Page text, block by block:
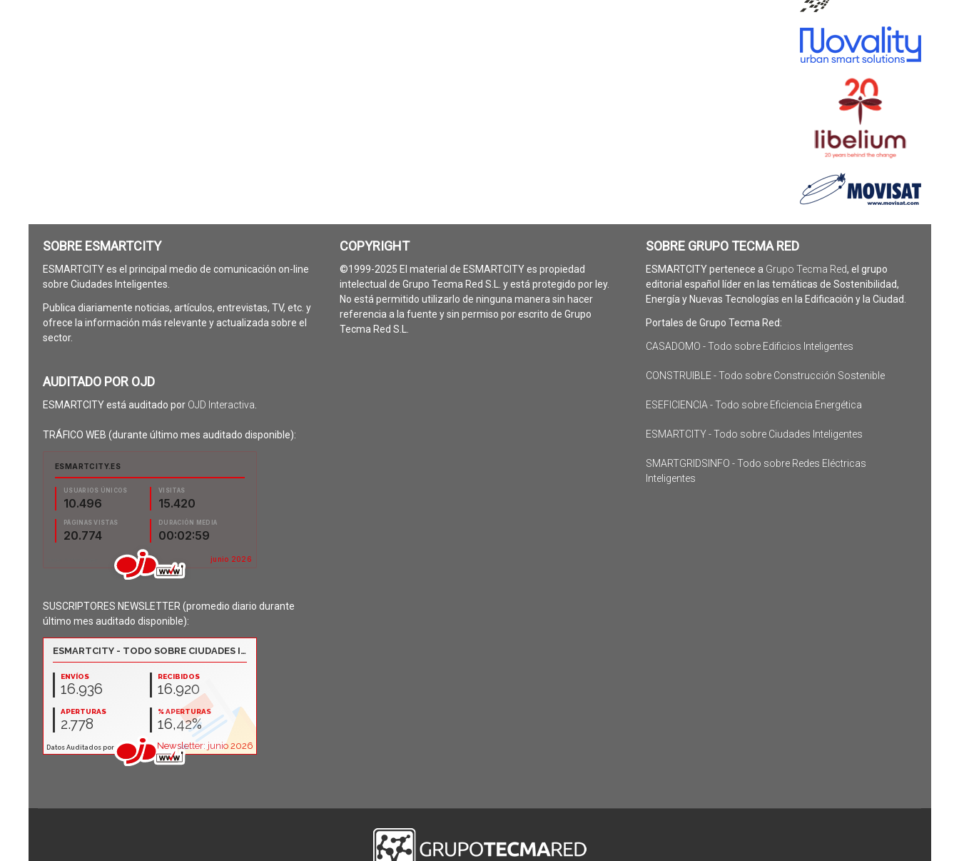
SOBRE ESMARTCITY
ESMARTCITY es el principal medio de comunicación on-line
sobre Ciudades Inteligentes.
Publica diariamente noticias, artículos, entrevistas, TV, etc. y
ofrece la información más relevante y actualizada sobre el
sector.
AUDITADO POR OJD
ESMARTCITY está auditado por OJD Interactiva
TRÁFICO WEB (durante último mes auditado disponible):
SUSCRIPTORES NEWSLETTER (promedio diario durante
último mes auditado disponible):
COPYRIGHT
©1999-2025 El material de ESMARTCITY es propiedad
intelectual de Grupo Tecma Red S.L. y está protegido por ley.
No está permitido utilizarlo de ninguna manera sin hacer
referencia a la fuente y sin permiso por escrito de Grupo
Tecma Red S.L.
SOBRE GRUPO TECMA RED
ESMARTCITY pertenece a Grupo Tecma Red, el grupo
editorial español líder en las temáticas de Sostenibilidad,
Energía y Nuevas Tecnologías en la Edificación y la Ciudad.
Portales de Grupo Tecma Red:
CASADOMO - Todo sobre Edificios Inteligentes
CONSTRUIBLE - Todo sobre Construcción Sostenible
ESEFICIENCIA - Todo sobre Eficiencia Energética
ESMARTCITY - Todo sobre Ciudades Inteligentes
SMARTGRIDSINFO - Todo sobre Redes Eléctricas
Inteligentes